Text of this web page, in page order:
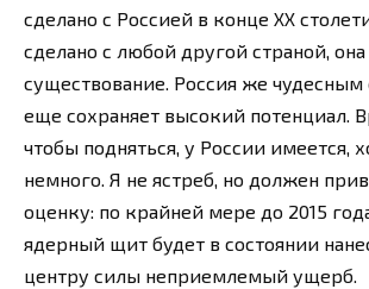
сделано с Россией в конце ХХ
сделано с любой другой страной,
существование. Россия же чудесным
еще сохраняет высокий потенциал.
чтобы подняться, у России имеется,
немного. Я не ястреб, но должен
оценку: по крайней мере до 2015
ядерный щит будет в состоянии
центру силы неприемлемый ущерб.